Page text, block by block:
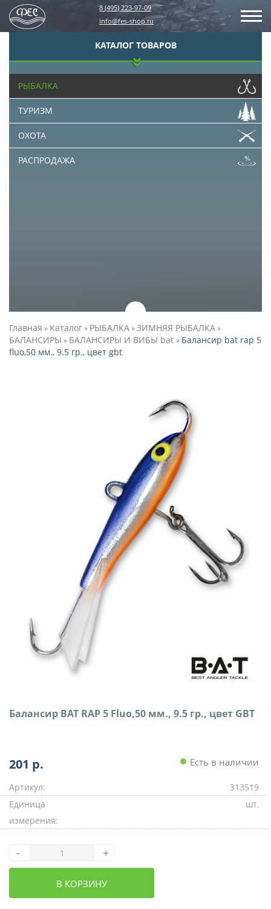
8 (495) 223-97-09
info@fes-shop.ru
КАТАЛОГ ТОВАРОВ
РЫБАЛКА
ТУРИЗМ
ОХОТА
РАСПРОДАЖА
Главная » Каталог» РЫБАЛКА»ЗИМНЯЯ РЫБАЛКА»
БАЛАНСИРЫ » БАЛАНСИРЫ И ВИБЫ bat » Балансир bat rap 5
fluo,50 мм., 9.5 гр., цвет gbt
Балансир BAT RAP 5 Fluo,50 мм., 9.5 гр., цвет GBT
201 р. Есть в наличии
Артикул:
313519
Единица
измерения:
шт.
- +
В КОРЗИНУ